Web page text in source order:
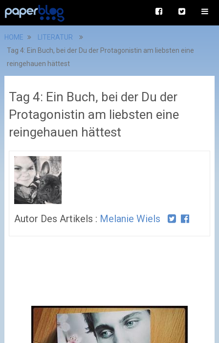
HOME
LITERATUR
Tag 4: Ein Buch, bei der Du der Protagonistin am liebsten eine
reingehauen hättest
Tag 4: Ein Buch, bei der Du der
Protagonistin am liebsten eine
reingehauen hättest
Autor Des Artikels : Melanie Wiels